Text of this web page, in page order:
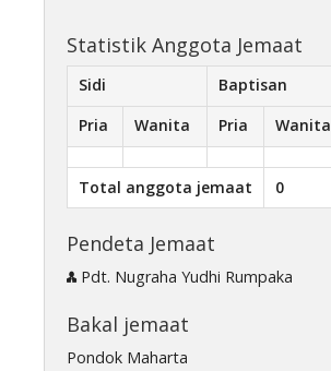
Statistik Anggota Jemaat
Sidi
Baptisan
Pria
Wanita Pria Wanita
Total anggota jemaat 0
Pendeta Jemaat
Pdt. Nugraha Yudhi Rumpaka
Bakal jemaat
Pondok Maharta